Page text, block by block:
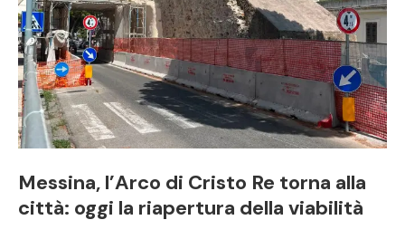
Messina, l’Arco di Cristo Re torna alla
città: oggi la riapertura della viabilità